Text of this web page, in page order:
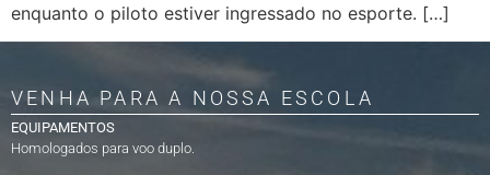
enquanto o piloto estiver ingressado no esporte. […]
VENHA PARA A NOSSA ESCOLA
EQUIPAMENTOS
Homologados para voo duplo.